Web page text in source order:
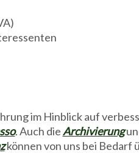
im Hinblick auf
. Auch dieArchivierung
können von uns bei Bedarf